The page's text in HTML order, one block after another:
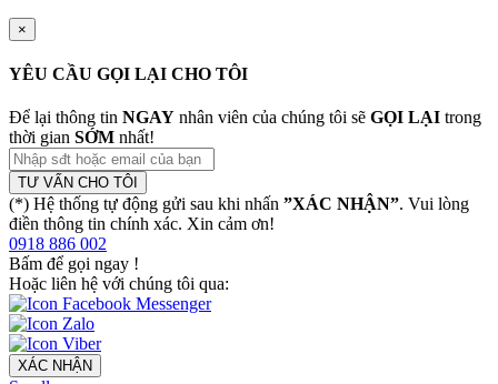
×
YÊU CẦU GỌI LẠI CHO TÔI
Để lại thông tin NGAY nhân viên của chúng tôi sẽ GỌI LẠI trong
thời gian SỚM nhất!
TƯ VẤN CHO TÔI
(*) Hệ thống tự động gửi sau khi nhấn ”XÁC NHẬN”. Vui lòng
điền thông tin chính xác. Xin cảm ơn!
0918 886 002
Bấm để gọi ngay !
Hoặc liên hệ với chúng tôi qua:
XÁC NHẬN